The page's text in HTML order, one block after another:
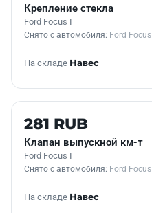
Крепление стекла
Ford Focus I
Снято с автомобиля: Ford Focus
На складе Навес
Б/У В НАЛИЧИИ
281 RUB
Клапан выпускной км-т
Ford Focus I
Снято с автомобиля: Ford Focus
На складе Навес